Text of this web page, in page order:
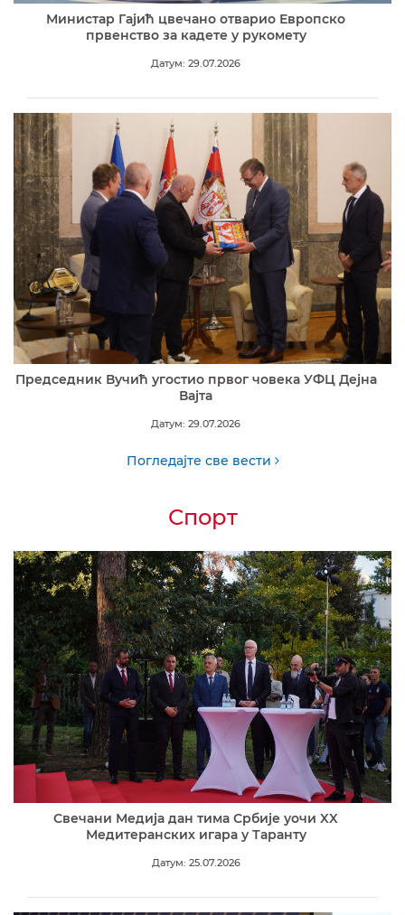
Министар Гајић цвечано отварио Европско
првенство за кадете у рукомету
Датум: 29.07.2026
Председник Вучић угостио првог човека УФЦ Дејна
Вајта
Датум: 29.07.2026
Погледајте све вести
Спорт
Свечани Медија дан тима Србије уочи XX
Медитеранских игара у Таранту
Датум: 25.07.2026